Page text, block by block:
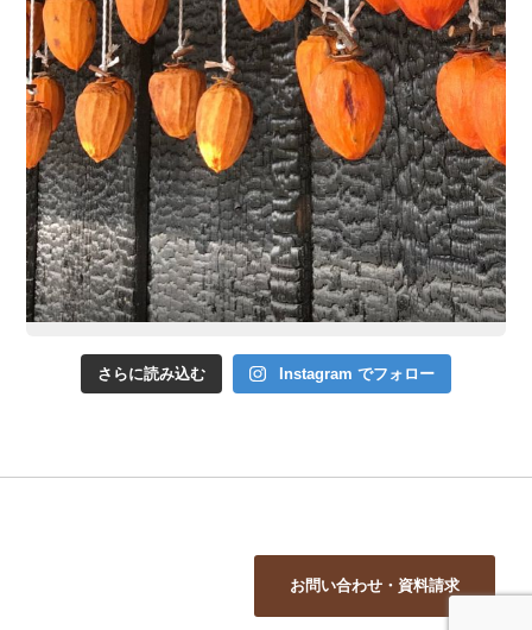
さらに読み込む Instagram でフォロー
お問い合わせ・資料請求